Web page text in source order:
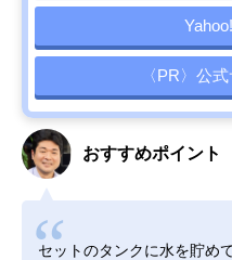
〈PR〉公
おすすめポイント
セットのタンクに水を貯め